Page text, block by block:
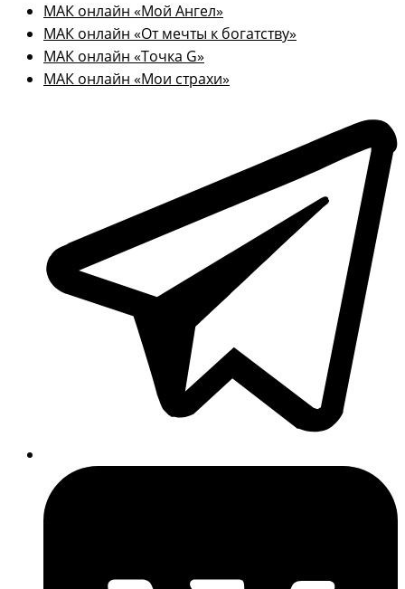
МАК онлайн «Мой Ангел»
МАК онлайн «От мечты к богатству»
МАК онлайн «Точка G»
МАК онлайн «Мои страхи»